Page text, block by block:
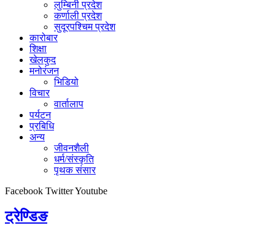
लुम्बिनी प्रदेश
कर्णाली प्रदेश
सुदूरपश्चिम प्रदेश
कारोबार
शिक्षा
खेलकुद
मनोरंजन
भिडियो
विचार
वार्तालाप
पर्यटन
प्रबिधि
अन्य
जीवनशैली
धर्म/संस्कृति
पृथक संसार
Facebook TwitterYoutube
ट्रेण्डिङ